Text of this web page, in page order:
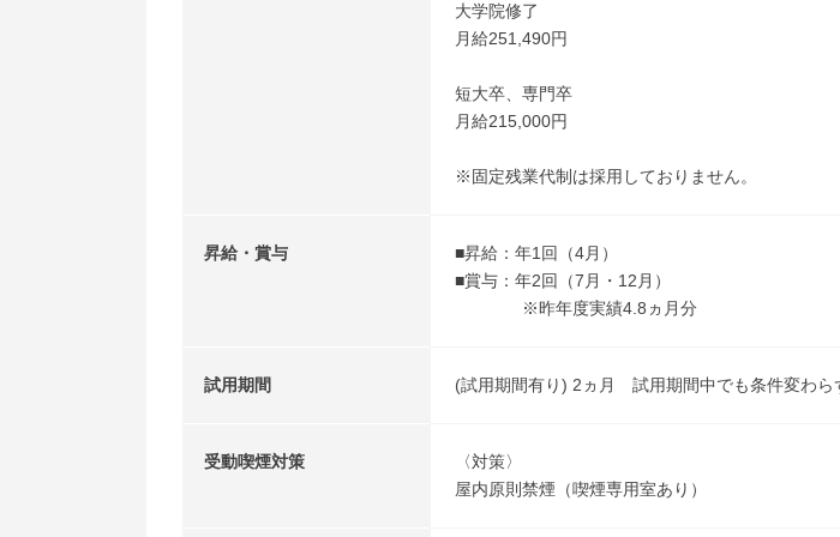
大学院修了
月給251,490円
短大卒、専門卒
月給215,000円
※固定残業代制は採用しておりません。
昇給・賞与
■昇給：年1回（4月）
■賞与：年2回（7月・12月）
※昨年度実績4.8ヵ月分
試用期間 (試用期間有り) 2ヵ月 試用期間中でも条件変わら
受動喫煙対策
〈対策〉
屋内原則禁煙（喫煙専用室あり）